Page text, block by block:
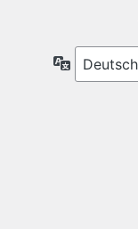
Sprache